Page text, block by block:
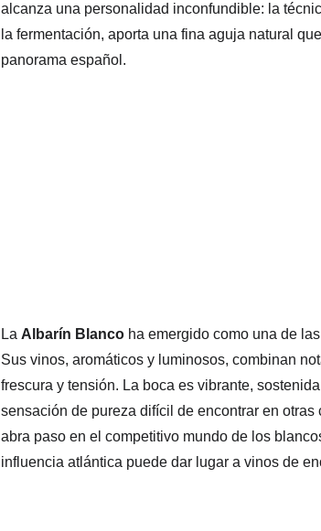
alcanza una personalidad inconfundible: la
la fermentación, aporta una fina aguja natural
panorama español.
La Albarín Blanco ha emergido como una de
Sus vinos, aromáticos y luminosos, combinan
frescura y tensión. La boca es vibrante,
sensación de pureza difícil de encontrar en
abra paso en el competitivo mundo de los
influencia atlántica puede dar lugar a vinos de